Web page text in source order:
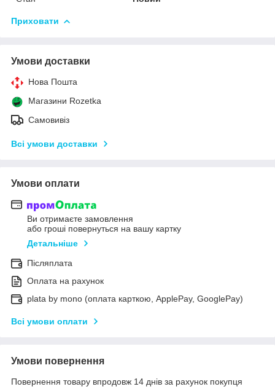
Приховати
Умови доставки
Нова Пошта
Магазини Rozetka
Самовивіз
Всі умови доставки
Умови оплати
Ви отримаєте замовлення
або гроші повернуться на вашу картку
Детальніше
Післяплата
Оплата на рахунок
plata by mono (оплата карткою, ApplePay, GooglePay)
Всі умови оплати
Умови повернення
Повернення товару впродовж 14 днів за рахунок покупця